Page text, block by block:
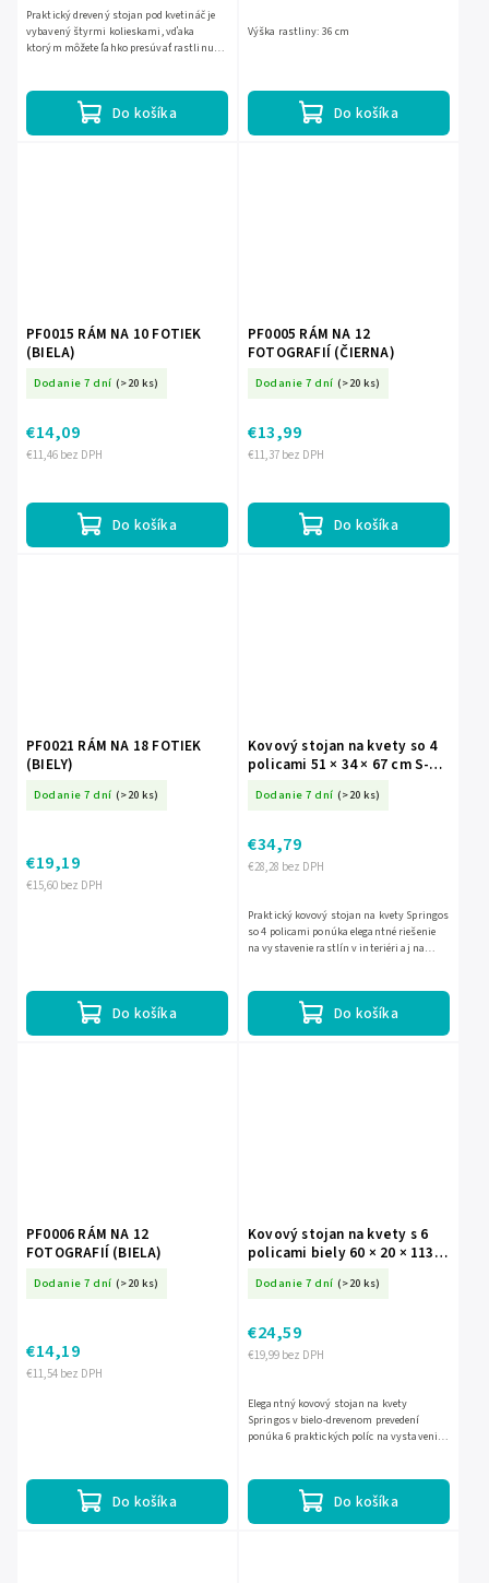
Do košíka
Praktický drevený stojan pod kvetináč je
vybavený štyrmi kolieskami, vďaka
ktorým môžete ľahko presúvať rastlinu
Do košíka
Výška rastliny: 36 cm
PF0015 RÁM NA 10 FOTIEK
(BIELA)
Dodanie 7 dní (>20 ks)
€11,46 bez DPH
€14,09
Do košíka
PF0005 RÁM NA 12
FOTOGRAFIÍ (ČIERNA)
Dodanie 7 dní (>20 ks)
€11,37 bez DPH
€13,99
Do košíka
PF0021 RÁM NA 18 FOTIEK
(BIELY)
Dodanie 7 dní (>20 ks)
€15,60 bez DPH
€19,19
Do košíka
Kovový stojan na kvety so 4
policami 51 × 34 × 67 cm S-
Dodanie 7 dní (>20 ks)
€28,28 bez DPH
€34,79
Do košíka
Praktický kovový stojan na kvety Springos
so 4 policami ponúka elegantné riešenie
na vystavenie rastlín v interiéri aj na
PF0006 RÁM NA 12
FOTOGRAFIÍ (BIELA)
Dodanie 7 dní (>20 ks)
€11,54 bez DPH
€14,19
Do košíka
Kovový stojan na kvety s 6
policami biely 60 × 20 × 113
Dodanie 7 dní (>20 ks)
€19,99 bez DPH
€24,59
Do košíka
Elegantný kovový stojan na kvety
Springos v bielo-drevenom prevedení
ponúka 6 praktických políc na vystavenie